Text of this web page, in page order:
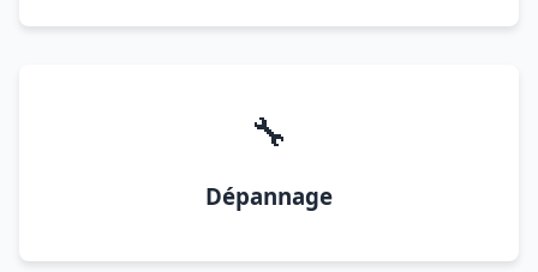
🔧
Dépannage